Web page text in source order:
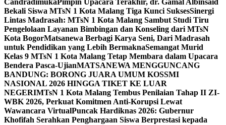
CandradimukaPimpin Upacara Terakhir, dr. Gamal Albinsaid
Bekali Siswa MTsN 1 Kota Malang Tiga Kunci SuksesSinergi
Lintas Madrasah: MTsN 1 Kota Malang Sambut Studi Tiru
Pengelolaan Layanan Bimbingan dan Konseling dari MTsN
Kota BogorMatsanewa Berbagi Karya Seni, Dari Madrasah
untuk Pendidikan yang Lebih BermaknaSemangat Murid
Kelas 9 MTsN 1 Kota Malang Tetap Membara dalam Upacara
Bendera Pasca-UjianMATSANEWA MENGGUNCANG
BANDUNG: BORONG JUARA UMUM KOSSMI
NASIONAL 2026 HINGGA TIKET KE LUAR
NEGERIMTsN 1 Kota Malang Tembus Penilaian Tahap II ZI-
WBK 2026, Perkuat Komitmen Anti-Korupsi Lewat
Wawancara VirtualPuncak Hardiknas 2026: Gubernur
Khofifah Serahkan Penghargaan Siswa Berprestasi kepada